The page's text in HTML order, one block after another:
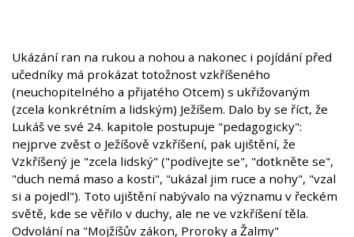
Ukázání ran na rukou a nohou a nakonec i pojídání před
učedníky má prokázat totožnost vzkříšeného
(neuchopitelného a přijatého Otcem) s ukřižovaným
(zcela konkrétním a lidským) Ježíšem. Dalo by se říct, že
Lukáš ve své 24. kapitole postupuje "pedagogicky":
nejprve zvěst o Ježíšově vzkříšení, pak ujištění, že
Vzkříšený je "zcela lidský" ("podívejte se", "dotkněte se",
"duch nemá maso a kosti", "ukázal jim ruce a nohy", "vzal
si a pojedl"). Toto ujištění nabývalo na významu v řeckém
světě, kde se věřilo v duchy, ale ne ve vzkříšení těla.
Odvolání na "Mojžíšův zákon, Proroky a Žalmy"